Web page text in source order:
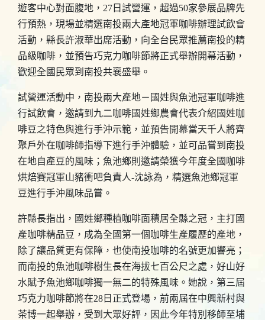
遊客中心對面腹地，27日試營運，超過50家參展品牌先
行預熱，現場並精選南投兩大產地冠軍咖啡辦理試飲會
活動，縣長許淑華出席活動，向全台民眾推薦南投的精
品級咖啡，並預告巧克力咖啡節將正式舉辦開幕活動，
歡迎全國民眾到南投共襄盛舉。
試營運活動中，南投兩大產地－國姓與魚池冠軍咖啡進
行試飲會，邀請到九二咖啡國姓鄉農會代表介紹國姓咖
啡豆之特色與進行手沖示範，並預告開幕當天千人將齊
聚戶外在咖啡師指導下進行手沖體驗，並可品嘗到南投
在地自產豆的風味；魚池鄉則邀請榮獲今年度全國咖啡
烘焙賽冠軍山豬衝吧負責人-沈詠為，精選魚池鄉冠軍
豆進行手沖風味品嘗。
許縣長指出，國姓鄉種植咖啡面積居全縣之冠，主打國
產咖啡精品豆，成為全國第一個咖啡生產履歷的產地，
除了讓品質更有保障，也使南投咖啡的名號更加響亮；
而南投的魚池咖啡樹生長在海拔七百公尺之處，好山好
水賦予魚池鄉咖啡獨一無二的特殊風味。她說，第三屆
巧克力咖啡節將在28日正式登場，前兩屆在中興新村與
茶博一起舉辦，受到大眾好評，因此今年特別移師至埔